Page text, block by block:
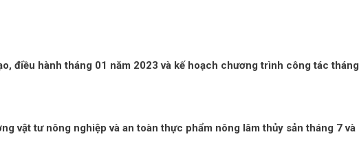
điều hành tháng 01 năm 2023 và kế hoạch chương trình công tác tháng
vật tư nông nghiệp và an toàn thực phẩm nông lâm thủy sản tháng 7 và